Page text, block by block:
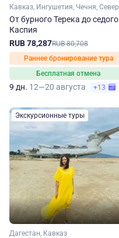
От бурного Терека до седого
Каспия
RUB 78,287RUB 80,708
Раннее бронирование тура
Бесплатная отмена
9 дн. 12—20 августа +13
Экскурсионные туры
Дагестан, Кавказ